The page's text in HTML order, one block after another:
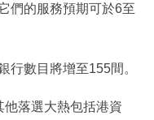
們的服務預期可於6至
行數目將增至155間。
落選大熱包括港資